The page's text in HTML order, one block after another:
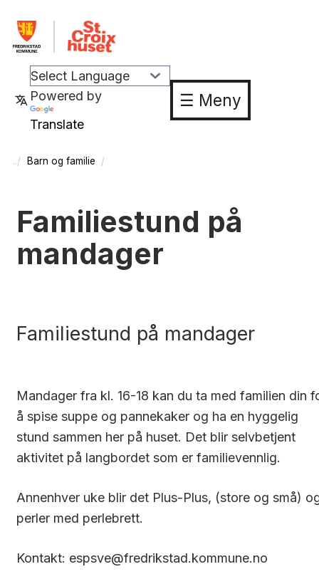
Powered by
Translate
☰ Meny
Barn og familie
Familiestund på
mandager
Familiestund på mandager
Mandager fra kl. 16-18 kan du ta med familien din
å spise suppe og pannekaker og ha en hyggelig
stund sammen her på huset. Det blir selvbetjent
aktivitet på langbordet som er familievennlig.
Annenhver uke blir det Plus-Plus, (store og små)
perler med perlebrett.
Kontakt: espsve@fredrikstad.kommune.no